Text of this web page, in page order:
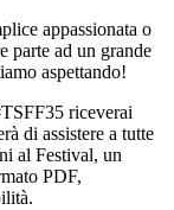
appassionata o
parte ad un grande
aspettando!
riceverai
di assistere a tutte
al Festival, un
PDF,